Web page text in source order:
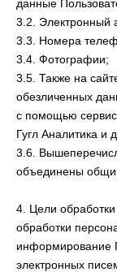
данные
3.2. Электронный
3.3. Номера
3.4. Фотографии;
3.5. Также на
обезличенных
с помощью
Гугл Аналитика и
3.6.
объединены
4. Цели
обработки
информирование
электронных